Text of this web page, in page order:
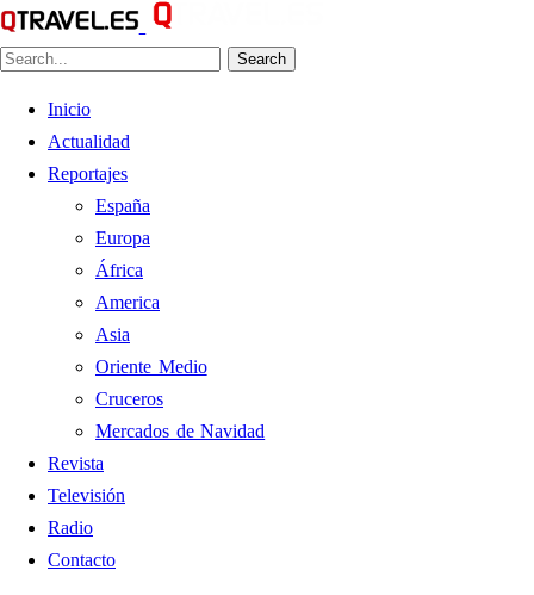
Search
Inicio
Actualidad
Reportajes
España
Europa
África
America
Asia
Oriente Medio
Cruceros
Mercados de Navidad
Revista
Televisión
Radio
Contacto